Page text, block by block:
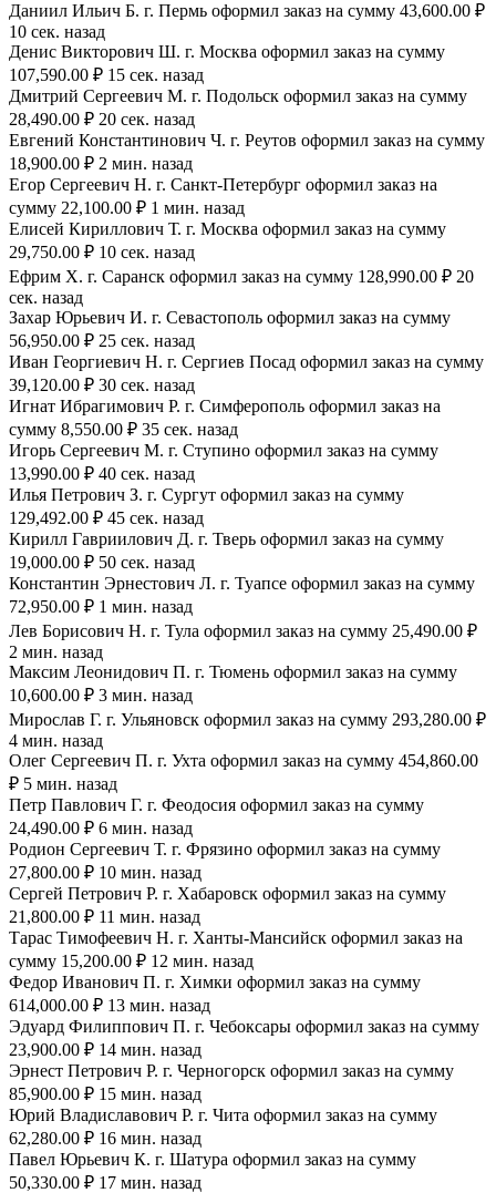
Даниил Ильич Б. г. Пермь оформил заказ на сумму 43,600.00 ₽
10 сек. назад
Денис Викторович Ш. г. Москва оформил заказ на сумму
107,590.00 ₽ 15 сек. назад
Дмитрий Сергеевич М. г. Подольск оформил заказ на сумму
28,490.00 ₽ 20 сек. назад
Евгений Константинович Ч. г. Реутов оформил заказ на сумму
18,900.00 ₽ 2 мин. назад
Егор Сергеевич Н. г. Санкт-Петербург оформил заказ на
сумму 22,100.00 ₽ 1 мин. назад
Елисей Кириллович Т. г. Москва оформил заказ на сумму
29,750.00 ₽ 10 сек. назад
Ефрим Х. г. Саранск оформил заказ на сумму 128,990.00 ₽ 20
сек. назад
Захар Юрьевич И. г. Севастополь оформил заказ на сумму
56,950.00 ₽ 25 сек. назад
Иван Георгиевич Н. г. Сергиев Посад оформил заказ на сумму
39,120.00 ₽ 30 сек. назад
Игнат Ибрагимович Р. г. Симферополь оформил заказ на
сумму 8,550.00 ₽ 35 сек. назад
Игорь Сергеевич М. г. Ступино оформил заказ на сумму
13,990.00 ₽ 40 сек. назад
Илья Петрович З. г. Сургут оформил заказ на сумму
129,492.00 ₽ 45 сек. назад
Кирилл Гавриилович Д. г. Тверь оформил заказ на сумму
19,000.00 ₽ 50 сек. назад
Константин Эрнестович Л. г. Туапсе оформил заказ на сумму
72,950.00 ₽ 1 мин. назад
Лев Борисович Н. г. Тула оформил заказ на сумму 25,490.00 ₽
2 мин. назад
Максим Леонидович П. г. Тюмень оформил заказ на сумму
10,600.00 ₽ 3 мин. назад
Мирослав Г. г. Ульяновск оформил заказ на сумму 293,280.00 ₽
4 мин. назад
Олег Сергеевич П. г. Ухта оформил заказ на сумму 454,860.00
₽ 5 мин. назад
Петр Павлович Г. г. Феодосия оформил заказ на сумму
24,490.00 ₽ 6 мин. назад
Родион Сергеевич Т. г. Фрязино оформил заказ на сумму
27,800.00 ₽ 10 мин. назад
Сергей Петрович Р. г. Хабаровск оформил заказ на сумму
21,800.00 ₽ 11 мин. назад
Тарас Тимофеевич Н. г. Ханты-Мансийск оформил заказ на
сумму 15,200.00 ₽ 12 мин. назад
Федор Иванович П. г. Химки оформил заказ на сумму
614,000.00 ₽ 13 мин. назад
Эдуард Филиппович П. г. Чебоксары оформил заказ на сумму
23,900.00 ₽ 14 мин. назад
Эрнест Петрович Р. г. Черногорск оформил заказ на сумму
85,900.00 ₽ 15 мин. назад
Юрий Владиславович Р. г. Чита оформил заказ на сумму
62,280.00 ₽ 16 мин. назад
Павел Юрьевич К. г. Шатура оформил заказ на сумму
50,330.00 ₽ 17 мин. назад